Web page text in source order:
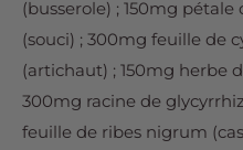
(busserole) ; 150mg
(souci) ; 300mg feuille de
(artichaut) ; 150mg herbe
300mg racine de
feuille de ribes nigrum